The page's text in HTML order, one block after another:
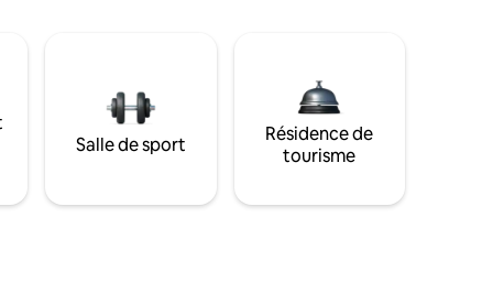
Salle de sport
Résidence de
tourisme